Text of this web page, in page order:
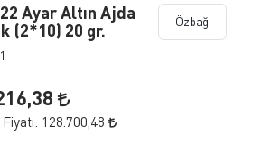
Ayar Altın Ajda
(2*10) 20 gr.
Özbağ
128.700,48